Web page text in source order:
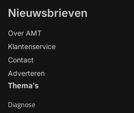
Nieuwsbrieven
Over AMT
Klantenservice
Contact
Adverteren
Thema's
Diagnose